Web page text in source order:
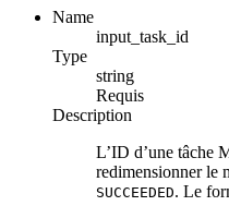
Name
input_task_id
Type
string
Requis
Description
L’ID d’une tâche
redimensionner le
SUCCEEDED. Le